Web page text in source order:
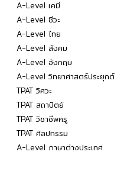
A-Level เคมี
A-Level ชีวะ
A-Level ไทย
A-Level สังคม
A-Level อังกฤษ
A-Level วิทยาศาสตร์ประยุกต์
TPAT วิศวะ
TPAT สถาปัตย์
TPAT วิชาชีพครู
TPAT ศิลปกรรม
A-Level ภาษาต่างประเทศ